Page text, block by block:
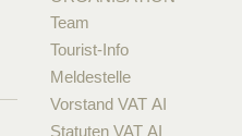
Team
Tourist-Info
Meldestelle
Vorstand VAT AI
Statuten VAT AI